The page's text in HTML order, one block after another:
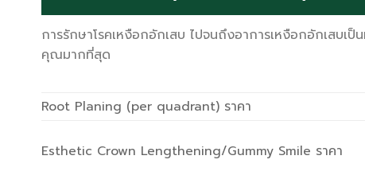
การรักษาโรคเหงือกอักเสบ ไปจนถึงอาการเหงือกอักเสบ
คุณมากที่สุด
Root Planing (per quadrant) ราคา
Esthetic Crown Lengthening/Gummy Smile ราคา